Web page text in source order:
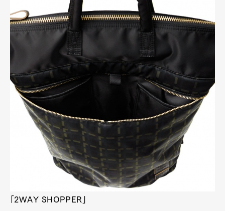
「2WAY SHOPPER」